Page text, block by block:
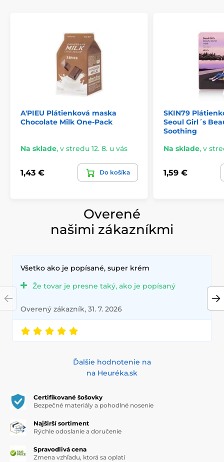
A'PIEU Plátienková maska
Chocolate Milk One-Pack
Na sklade, v stredu 12. 8. u vás
1,43 € Do košíka
SKIN79
Seoul Girl´s
Soothing
Na sklade, v
1,59 €
Overené
našimi zákazníkmi
Všetko ako je popísané, super krém
Že tovar je presne taký, ako je popísaný
Overený zákazník, 31. 7. 2026
Ďalšie hodnotenie na
na Heuréka.sk
Certifikované šošovky
Bezpečné materiály a pohodlné nosenie
Najširší sortiment
Rýchle odoslanie a doručenie
Spravodlivá cena
Zmena vzhľadu, ktorá sa oplatí